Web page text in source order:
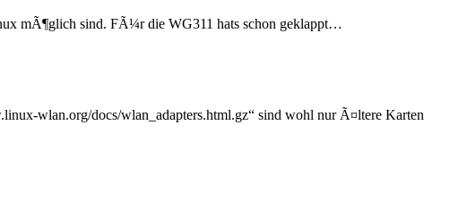
mÃ¶glich sind. FÃ¼r die WG311 hats schon geklappt…
wlan.org/docs/wlan_adapters.html.gz“ sind wohl nur Ã¤ltere Karten